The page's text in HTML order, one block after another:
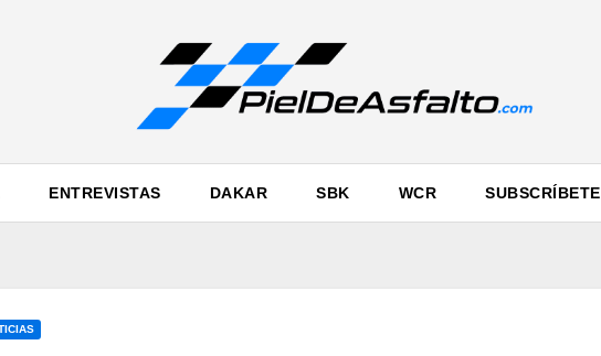
ENTREVISTAS DAKAR SBK WCR SUBSCRÍBETE